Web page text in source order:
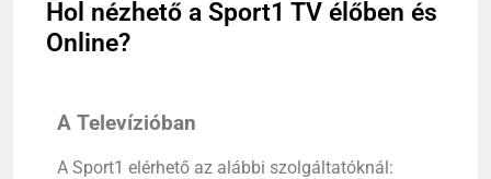
Hol nézhető a Sport1 TV élőben és
Online?
A Televízióban
A Sport1 elérhető az alábbi szolgáltatóknál: